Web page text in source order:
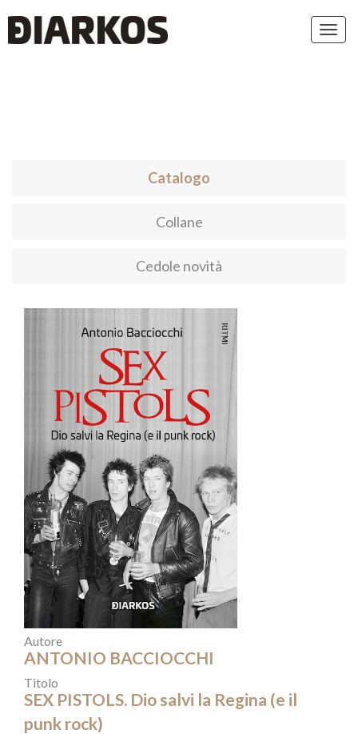
Catalogo
Collane
Cedole novità
Autore
ANTONIO BACCIOCCHI
Titolo
SEX PISTOLS. Dio salvi la Regina (e il
punk rock)